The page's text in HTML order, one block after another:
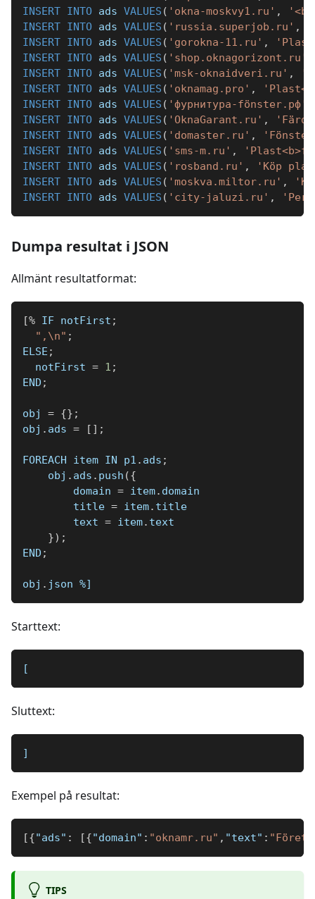
INSERT INTO ads VALUES ( 'okna-moskvy1.ru' ,
INSERT INTO ads VALUES ( 'russia.superjob.ru' ,
INSERT INTO ads VALUES ( 'gorokna-11.ru' ,
INSERT INTO ads VALUES ( 'shop.oknagorizont.ru'
INSERT INTO ads VALUES ( 'msk-oknaidveri.ru' ,
INSERT INTO ads VALUES ( 'oknamag.pro' ,
INSERT INTO ads VALUES ( 'фурнитура-fönster.рф'
INSERT INTO ads VALUES ( 'OknaGarant.ru' ,
INSERT INTO ads VALUES ( 'domaster.ru' ,
INSERT INTO ads VALUES ( 'sms-m.ru' ,
INSERT INTO ads VALUES ( 'rosband.ru' ,
'Köp
INSERT INTO ads VALUES ( 'moskva.miltor.ru' ,
INSERT INTO ads VALUES ( 'city-jaluzi.ru' ,
Dumpa resultat i JSON
Allmänt resultatformat:
[% IF notFirst ;
",\n" ;
ELSE ;
  notFirst
= 1 ;
END ;
obj = {} ;
obj . ads = [ ] ;
FOREACH item IN p1 . ads ;
    obj
. ads . push ({
        domain
= item. domain
        title
= item. title
        text
= item. text
}) ;
END ;
obj . json %]
Starttext:
[
Sluttext:
]
Exempel på resultat:
[{"ads" : [{"domain" : "oknamr.ru" , "text" :
TIPS